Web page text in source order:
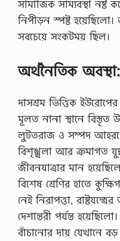
সামাজিক সাম্যবস্থা নষ্ট
নিপীড়ন স্পষ্ট হয়েছিলো।
সবচেয়ে সংকটময় ছিল।
অর্থনৈতিক অবস্থা:
দাসশ্রম ভিত্তিক
মূলত নানা স্থানে বিস্তৃত
লুটতরাজ ও সম্পদ
বিশৃঙ্খলা আর ক্রমাগত
জীবনযাত্রার মান
বিশেষ শ্রেণির হাতে
নেই নিরাপত্তা,
দেশান্তরী পর্যন্ত
বাঁচানোর দায় যেখানে